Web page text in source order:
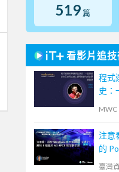
519 篇
看影片追技
程式
史：
式
MWC
注意
的
5 種
臺灣